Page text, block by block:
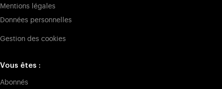
Mentions légales
Données personnelles
Gestion des cookies
Vous êtes :
Abonnés